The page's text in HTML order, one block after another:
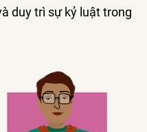
duy trì sự kỷ luật trong